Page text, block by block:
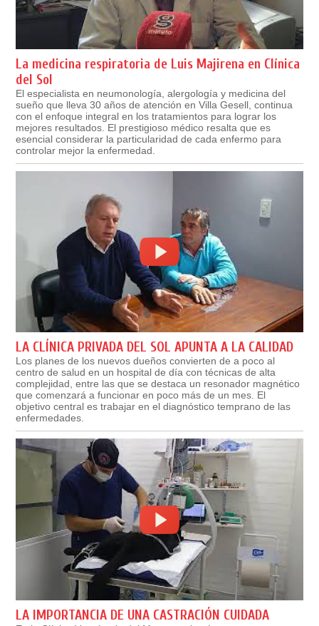
La medicina respiratoria de Luis Majirena en Clínica
del Sol
El especialista en neumonología, alergología y medicina del
sueño que lleva 30 años de atención en Villa Gesell, continua
con el enfoque integral en los tratamientos para lograr los
mejores resultados. El prestigioso médico resalta que es
esencial considerar la particularidad de cada enfermo para
controlar mejor la enfermedad.
LA CLÍNICA PRIVADA DEL SOL APUNTA A LA CALIDAD
Los planes de los nuevos dueños convierten de a poco al
centro de salud en un hospital de día con técnicas de alta
complejidad, entre las que se destaca un resonador magnético
que comenzará a funcionar en poco más de un mes. El
objetivo central es trabajar en el diagnóstico temprano de las
enfermedades.
LA IMPORTANCIA DE UNA CASTRACIÓN CUIDADA